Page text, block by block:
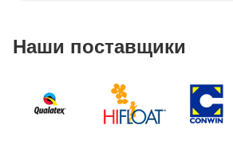
Наши поставщики